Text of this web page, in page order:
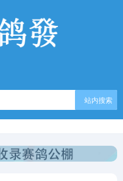
站内搜索